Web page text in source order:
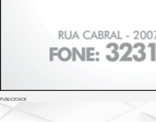
PUBLICIDADE